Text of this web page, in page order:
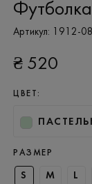
Футболка
Артикул: 1912-08
₴ 520
ЦВЕТ:
РАЗМЕР
S M L